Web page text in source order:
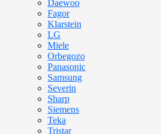
Daewoo
Fagor
Klarstein
LG
Miele
Orbegozo
Panasonic
Samsung
Severin
Sharp
Siemens
Teka
Tristar